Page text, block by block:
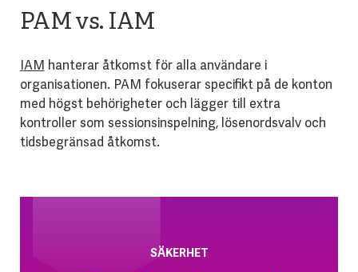
PAM vs. IAM
IAM hanterar åtkomst för alla användare i
organisationen. PAM fokuserar specifikt på de konton
med högst behörigheter och lägger till extra
kontroller som sessionsinspelning, lösenordsvalv och
tidsbegränsad åtkomst.
SÄKERHET